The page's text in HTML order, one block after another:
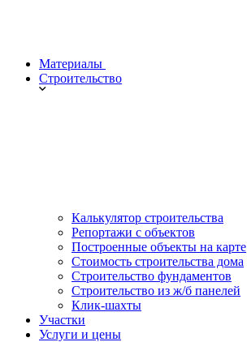
Материалы
Строительство
Калькулятор строительства
Репортажи с объектов
Построенные объекты на карте
Стоимость строительства дома
Строительство фундаментов
Строительство из ж/б панелей
Клик-шахты
Участки
Услуги и цены